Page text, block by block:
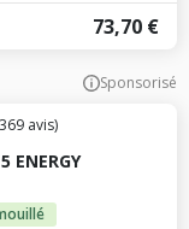
73,70 €
Sponsorisé
avis)
ENERGY